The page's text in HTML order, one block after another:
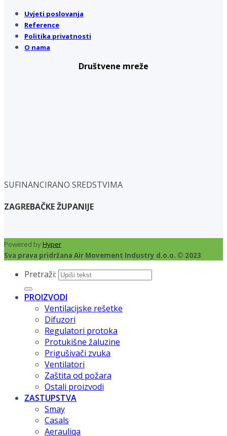
Uvjeti poslovanja
Reference
Politika privatnosti
O nama
Društvene mreže
SUFINANCIRANO SREDSTVIMA
ZAGREBAČKE ŽUPANIJE
Powered byHyper
Sva prava pridržana Air Movement Industry d.o.o. © 2023
Pretraži:
PROIZVODI
Ventilacijske rešetke
Difuzori
Regulatori protoka
Protukišne žaluzine
Prigušivači zvuka
Ventilatori
Zaštita od požara
Ostali proizvodi
ZASTUPSTVA
Smay
Casals
Aerauliqa